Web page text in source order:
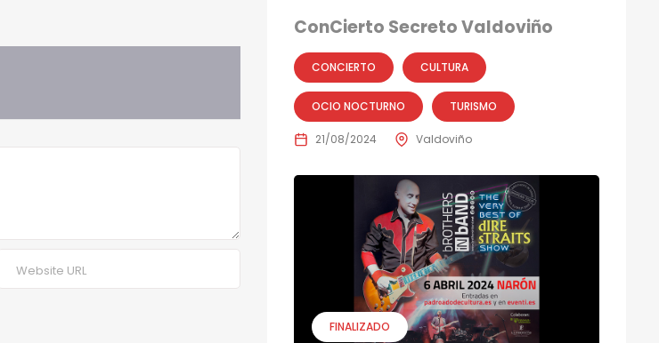
ConCierto Secreto Valdoviño
CONCIERTO CULTURA
OCIO NOCTURNO TURISMO
21/08/2024 Valdoviño
FINALIZADO